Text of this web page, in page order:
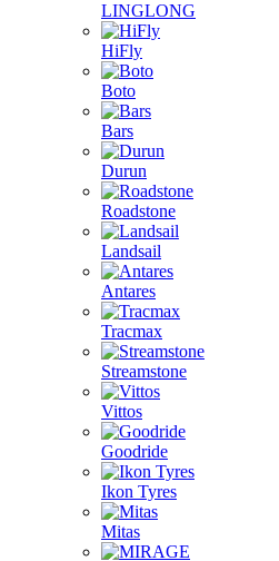
LINGLONG
HiFly
Boto
Bars
Durun
Roadstone
Landsail
Antares
Tracmax
Streamstone
Vittos
Goodride
Ikon Tyres
Mitas